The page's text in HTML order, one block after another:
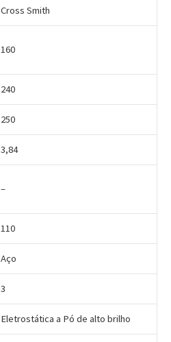
Cross Smith
160
240
250
3,84
–
110
Aço
3
Eletrostática a Pó de alto brilho